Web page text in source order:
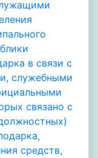
в связи с
служебными
связано с
средств,